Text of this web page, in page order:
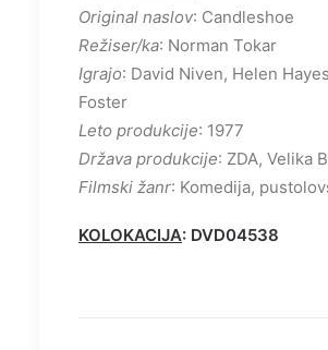
Original naslov: Candleshoe
Režiser/ka: Norman Tokar
Igrajo: David Niven, Helen
Foster
Leto produkcije: 1977
Država produkcije: ZDA, Velika
Filmski žanr: Komedija,
KOLOKACIJA: DVD04538